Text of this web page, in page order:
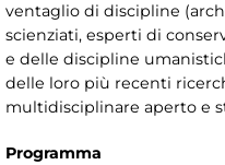
ventaglio di discipline
scienziati, esperti di
e delle discipline
delle loro più recenti
multidisciplinare aperto e
Programma